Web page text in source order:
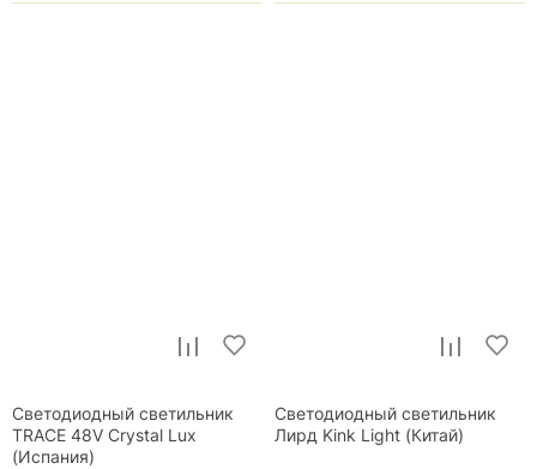
Светодиодный светильник
TRACE 48V Crystal Lux
(Испания)
Светодиодный светильник
Лирд Kink Light (Китай)